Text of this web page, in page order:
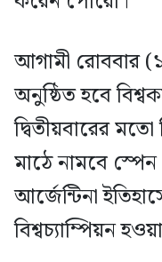
আগামী রোববার
অনুষ্ঠিত হবে
দ্বিতীয়বারের
মাঠে নামবে
আর্জেন্টিনা
বিশ্বচ্যাম্পিয়ন